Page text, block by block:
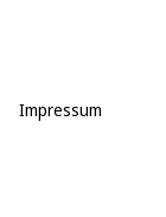
Impressum